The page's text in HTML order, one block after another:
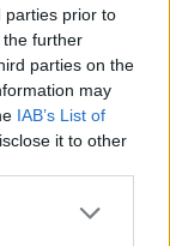
parties prior to
further
parties on the
may
IAB’s List of
it to other